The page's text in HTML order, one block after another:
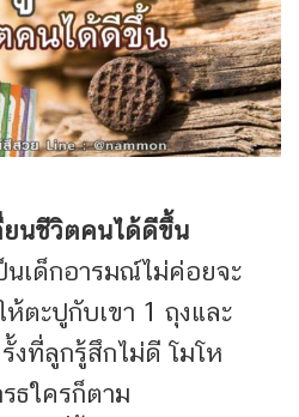
ยนชีวิตคนได้ดีขึ้น
นเด็กอารมณ์ไม่ค่อยจะ
ตะปูกับเขา 1 ถุงและ
งที่ลูกรู้สึกไม่ดี โมโห
ธใครก็ตาม